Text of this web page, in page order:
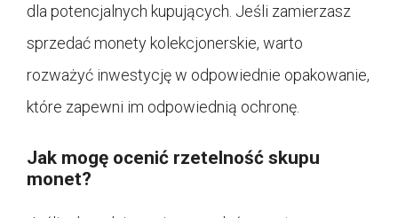
dla potencjalnych kupujących. Jeśli zamierzasz
sprzedać monety kolekcjonerskie, warto
rozważyć inwestycję w odpowiednie opakowanie,
które zapewni im odpowiednią ochronę.
Jak mogę ocenić rzetelność skupu
monet?